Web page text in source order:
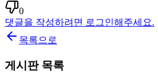
0
댓글을 작성하려면 로그인해주세요.
목록으로
게시판 목록